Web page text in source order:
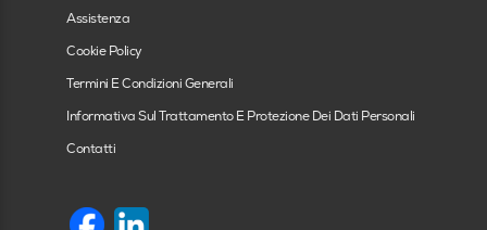
Assistenza
Cookie Policy
Termini E Condizioni Generali
Informativa Sul Trattamento E Protezione Dei Dati Personali
Contatti